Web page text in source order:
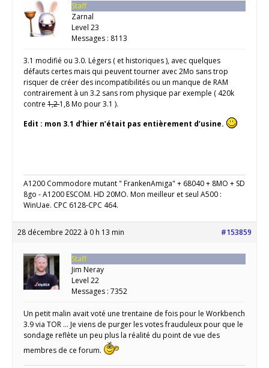
Staff
Zarnal
Level 23
Messages : 8113
3.1 modifié ou 3.0. Légers ( et historiques ), avec quelques
défauts certes mais qui peuvent tourner avec 2Mo sans trop
risquer de créer des incompatibilités ou un manque de RAM
contrairement à un 3.2 sans rom physique par exemple ( 420k
contre 1,21,8 Mo pour 3.1 ).
Edit : mon 3.1 d’hier n’était pas entièrement d’usine.
A1200 Commodore mutant " FrankenAmiga" + 68040 + 8MO + SD
8go - A1200 ESCOM. HD 20MO. Mon meilleur et seul A500 :
WinUae. CPC 6128-CPC 464.
28 décembre 2022 à 0 h 13 min #153859
Staff
Jim Neray
Level 22
Messages : 7352
Un petit malin avait voté une trentaine de fois pour le Workbench
3.9 via TOR … Je viens de purger les votes frauduleux pour que le
sondage reflète un peu plus la réalité du point de vue des
membres de ce forum.